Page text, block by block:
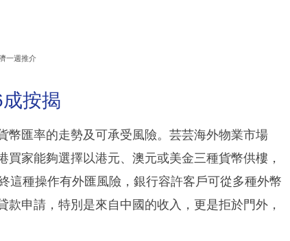
一週推介
按揭
幣匯率的走勢及可承受風險。芸芸海外物業市場
家能夠選擇以港元、澳元或美金三種貨幣供樓，
這種操作有外匯風險，銀行容許客戶可從多種外幣
申請，特別是來自中國的收入，更是拒於門外，